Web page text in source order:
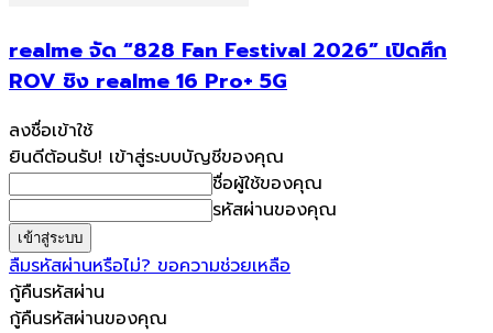
realme จัด “828 Fan Festival 2026” เปิดศึก
ROV ชิง realme 16 Pro+ 5G
ลงชื่อเข้าใช้
ยินดีต้อนรับ! เข้าสู่ระบบบัญชีของคุณ
ชื่อผู้ใช้ของคุณ
รหัสผ่านของคุณ
ลืมรหัสผ่านหรือไม่? ขอความช่วยเหลือ
กู้คืนรหัสผ่าน
กู้คืนรหัสผ่านของคุณ